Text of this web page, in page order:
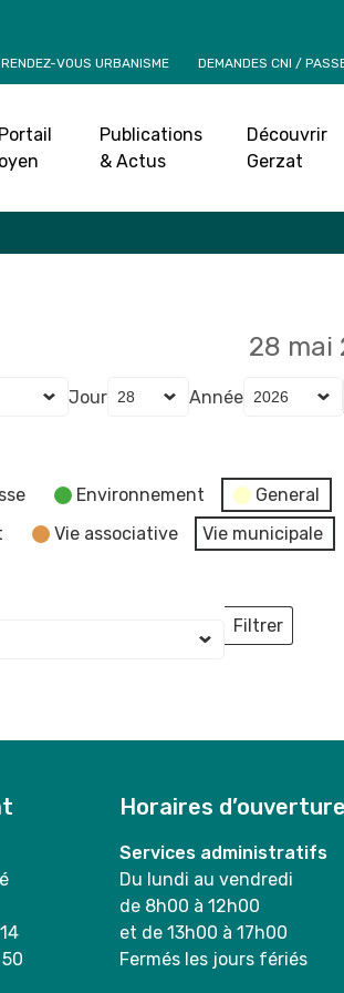
RENDEZ-VOUS URBANISME DEMANDES CNI /
Publications
& Actus
Découvrir
Gerzat
Agenda
28 mai
Jour
Année
Environnement
General
Vie associative
Vie municipale
Filtrer
Lieux
Horaires d’ouverture
Services administratifs
Du lundi au vendredi
de 8h00 à 12h00
et de 13h00 à 17h00
Fermés les jours fériés